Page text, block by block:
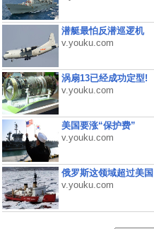
潜艇最怕反潜巡逻机
v.youku.com
涡扇13已经成功定型!
v.youku.com
美国要涨“保护费”
v.youku.com
俄罗斯这领域超过美国
v.youku.com